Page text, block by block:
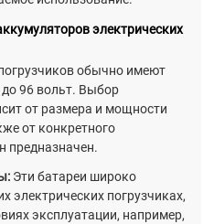
электрических
обычно имеют
96 вольт. Выбор
от размера и мощности
от конкретного
предназначен.
Эти батареи широко
электрических погрузчиках,
эксплуатации, например,